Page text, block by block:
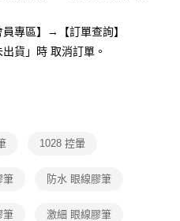
」後，將跳轉至「AFTEE先享後付」
，即可完成結帳。
知簡訊。
單仍視為有效，需透過AFTEE先享
」之結帳頁面顯示為準，若有關於
之「AFTEE先享後付」服務完成之交
運費
運費
運費
運費
專區】→【訂單查詢】
貨」時 取消訂單。
1028 控暈
筆 防水 眼線膠筆
筆 激細 眼線膠筆